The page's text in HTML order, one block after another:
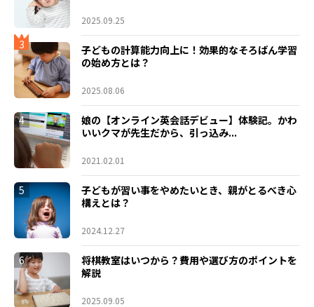
2025.09.25
3
子どもの計算能力向上に！効果的なそろばん学習
の始め方とは？
2025.08.06
4
娘の【オンライン英会話デビュー】体験記。かわ
いいクマが先生だから、引っ込み...
2021.02.01
5
子どもが習い事をやめたいとき、親がとるべき心
構えとは？
2024.12.27
6
将棋教室はいつから？費用や選び方のポイントを
解説
2025.09.05